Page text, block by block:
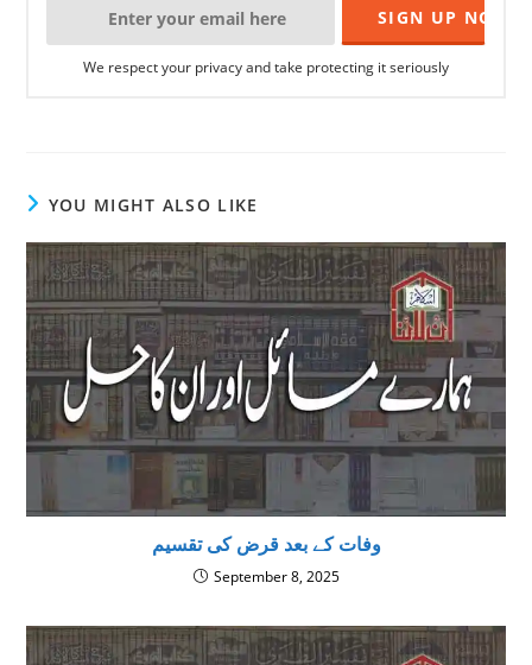
We respect your privacy and take protecting it seriously
YOU MIGHT ALSO LIKE
وفات کے بعد قرض کی تقسیم
September 8, 2025